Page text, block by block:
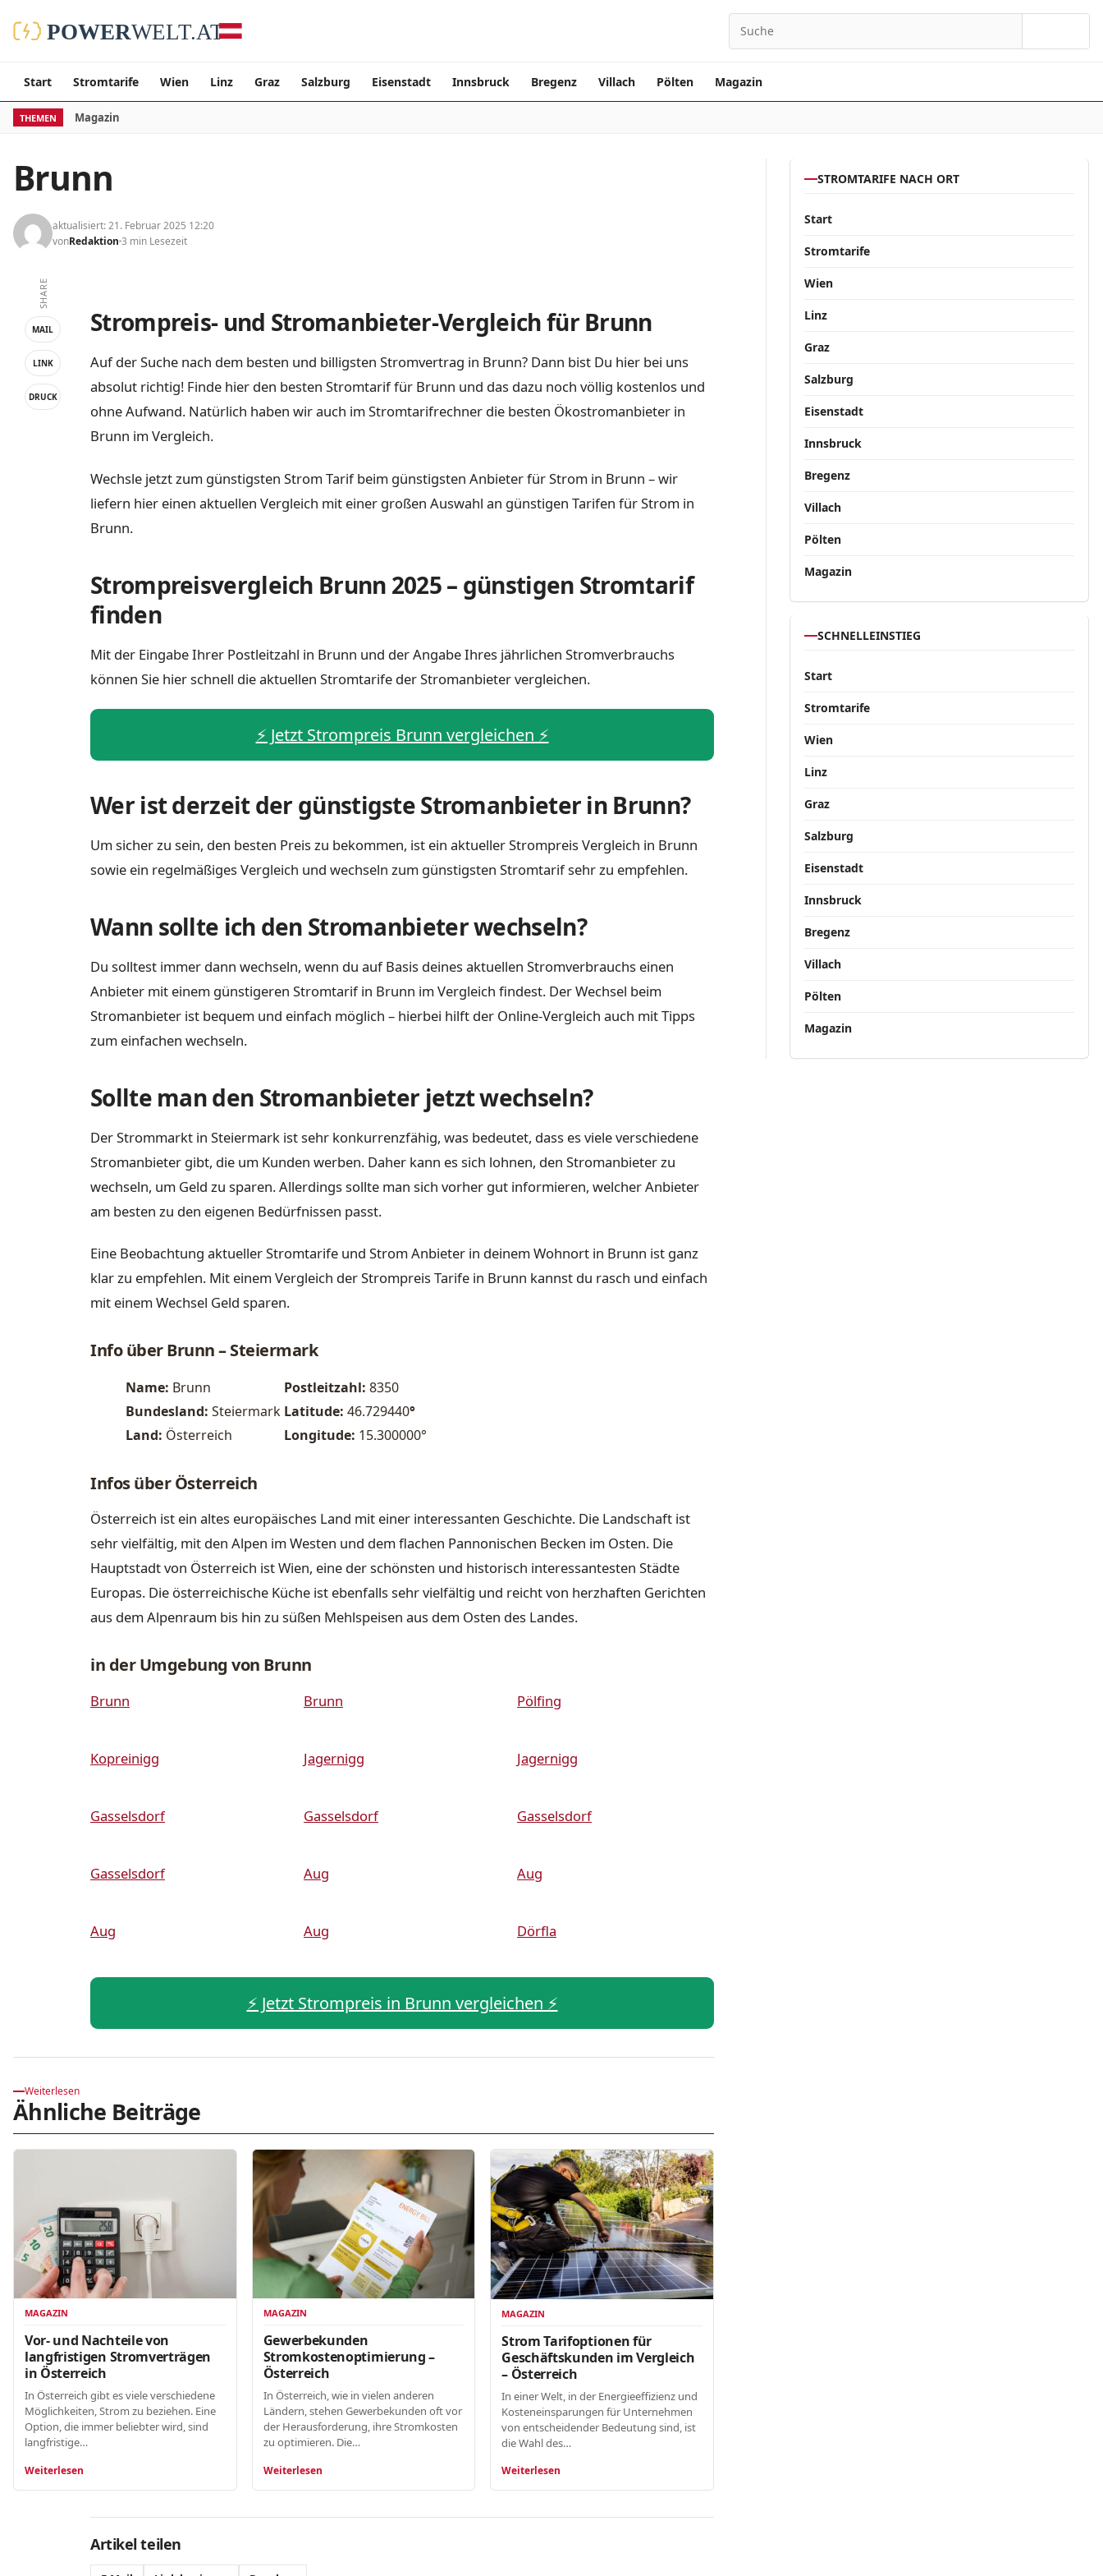
Start Stromtarife Wien Linz Graz Salzburg Eisenstadt Innsbruck Bregenz Villach Pölten Magazin
THEMEN Magazin
Brunn
aktualisiert: 21. Februar 2025 12:20
vonRedaktion 3 min Lesezeit
SHARE
MAIL
LINK
DRUCK
Strompreis- und Stromanbieter-Vergleich für Brunn
Auf der Suche nach dem besten und billigsten Stromvertrag in Brunn? Dann bist Du hier bei uns
absolut richtig! Finde hier den besten Stromtarif für Brunn und das dazu noch völlig kostenlos und
ohne Aufwand. Natürlich haben wir auch im Stromtarifrechner die besten Ökostromanbieter in
Brunn im Vergleich.
Wechsle jetzt zum günstigsten Strom Tarif beim günstigsten Anbieter für Strom in Brunn – wir
liefern hier einen aktuellen Vergleich mit einer großen Auswahl an günstigen Tarifen für Strom in
Brunn.
Strompreisvergleich Brunn 2025 – günstigen Stromtarif
finden
Mit der Eingabe Ihrer Postleitzahl in Brunn und der Angabe Ihres jährlichen Stromverbrauchs
können Sie hier schnell die aktuellen Stromtarife der Stromanbieter vergleichen.
⚡️ Jetzt Strompreis Brunn vergleichen ⚡️
Wer ist derzeit der günstigste Stromanbieter in Brunn?
Um sicher zu sein, den besten Preis zu bekommen, ist ein aktueller Strompreis Vergleich in Brunn
sowie ein regelmäßiges Vergleich und wechseln zum günstigsten Stromtarif sehr zu empfehlen.
Wann sollte ich den Stromanbieter wechseln?
Du solltest immer dann wechseln, wenn du auf Basis deines aktuellen Stromverbrauchs einen
Anbieter mit einem günstigeren Stromtarif in Brunn im Vergleich findest. Der Wechsel beim
Stromanbieter ist bequem und einfach möglich – hierbei hilft der Online-Vergleich auch mit Tipps
zum einfachen wechseln.
Sollte man den Stromanbieter jetzt wechseln?
Der Strommarkt in Steiermark ist sehr konkurrenzfähig, was bedeutet, dass es viele verschiedene
Stromanbieter gibt, die um Kunden werben. Daher kann es sich lohnen, den Stromanbieter zu
wechseln, um Geld zu sparen. Allerdings sollte man sich vorher gut informieren, welcher Anbieter
am besten zu den eigenen Bedürfnissen passt.
Eine Beobachtung aktueller Stromtarife und Strom Anbieter in deinem Wohnort in Brunn ist ganz
klar zu empfehlen. Mit einem Vergleich der Strompreis Tarife in Brunn kannst du rasch und einfach
mit einem Wechsel Geld sparen.
Info über Brunn – Steiermark
Name: Brunn Postleitzahl: 8350
Bundesland: Steiermark Latitude: 46.729440°
Land: Österreich Longitude: 15.300000°
Infos über Österreich
Österreich ist ein altes europäisches Land mit einer interessanten Geschichte. Die Landschaft ist
sehr vielfältig, mit den Alpen im Westen und dem flachen Pannonischen Becken im Osten. Die
Hauptstadt von Österreich ist Wien, eine der schönsten und historisch interessantesten Städte
Europas. Die österreichische Küche ist ebenfalls sehr vielfältig und reicht von herzhaften Gerichten
aus dem Alpenraum bis hin zu süßen Mehlspeisen aus dem Osten des Landes.
in der Umgebung von Brunn
Brunn Brunn Pölfing
Kopreinigg Jagernigg Jagernigg
Gasselsdorf Gasselsdorf Gasselsdorf
Gasselsdorf Aug Aug
Aug Aug Dörfla
⚡️ Jetzt Strompreis in Brunn vergleichen ⚡️
Weiterlesen
Ähnliche Beiträge
MAGAZIN
Vor- und Nachteile von
langfristigen Stromverträgen
in Österreich
In Österreich gibt es viele verschiedene
Möglichkeiten, Strom zu beziehen. Eine
Option, die immer beliebter wird, sind
langfristige…
Weiterlesen
MAGAZIN
Gewerbekunden
Stromkostenoptimierung –
Österreich
In Österreich, wie in vielen anderen
Ländern, stehen Gewerbekunden oft vor
der Herausforderung, ihre Stromkosten
zu optimieren. Die…
Weiterlesen
MAGAZIN
Strom Tarifoptionen für
Geschäftskunden im Vergleich
– Österreich
In einer Welt, in der Energieeffizienz und
Kosteneinsparungen für Unternehmen
von entscheidender Bedeutung sind, ist
die Wahl des…
Weiterlesen
Artikel teilen
STROMTARIFE NACH ORT
Start
Stromtarife
Wien
Linz
Graz
Salzburg
Eisenstadt
Innsbruck
Bregenz
Villach
Pölten
Magazin
SCHNELLEINSTIEG
Start
Stromtarife
Wien
Linz
Graz
Salzburg
Eisenstadt
Innsbruck
Bregenz
Villach
Pölten
Magazin